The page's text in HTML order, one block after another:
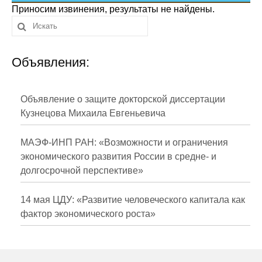
Сотрудники
Отчетность
Противодействие коррупции
Публикации
Научная жизнь
Издания
Проблемы прогнозирования
О журнале
Приносим извинения, результаты не найдены.
Объявления:
Объявление о защите докторской диссертации
Кузнецова Михаила Евгеньевича
МАЭФ-ИНП РАН: «Возможности и ограничения
экономического развития России в средне- и
долгосрочной перспективе»
14 мая ЦДУ: «Развитие человеческого капитала как
фактор экономического роста»